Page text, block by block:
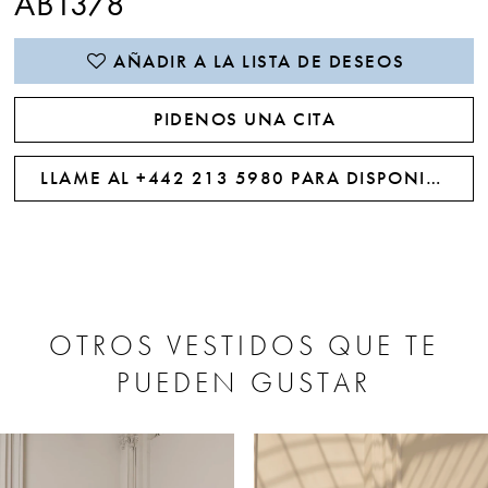
AÑADIR A LA LISTA DE DESEOS
PIDENOS UNA CITA
LLAME AL +442 213 5980 PARA DISPONIBILIDAD
OTROS VESTIDOS QUE TE
PUEDEN GUSTAR
AUTOPLAY
SLIDE
SLIDE
0